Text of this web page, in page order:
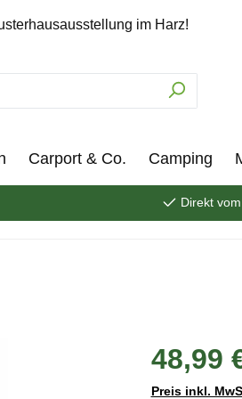
im Harz!
Carport & Co. Camping
Direkt
48,99
Preis inkl.